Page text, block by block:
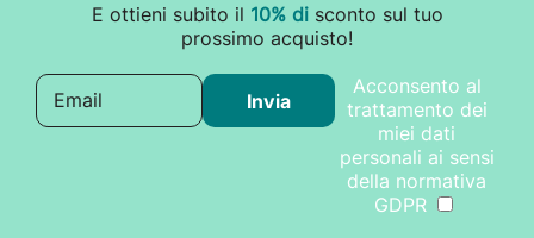
E ottieni subito il 10% di sconto sul tuo
prossimo acquisto!
Email Invia
Acconsento al
trattamento dei
miei dati
personali ai sensi
della normativa
GDPR